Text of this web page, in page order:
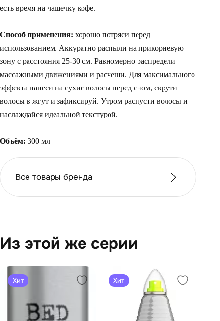
есть время на чашечку кофе.
Способ применения: хорошо потряси перед
использованием. Аккуратно распыли на прикорневую
зону с расстояния 25-30 см. Равномерно распредели
массажными движениями и расчеши. Для максимального
эффекта нанеси на сухие волосы перед сном, скрути
волосы в жгут и зафиксируй. Утром распусти волосы и
наслаждайся идеальной текстурой.
Объём: 300 мл
Все товары бренда
Из этой же серии
Хит Хит